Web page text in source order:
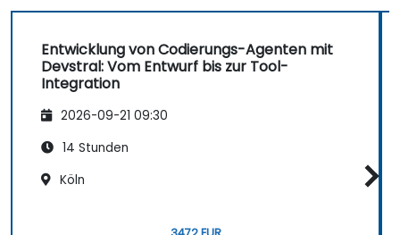
Entwicklung von Codierungs-Agenten mit
Devstral: Vom Entwurf bis zur Tool-
Integration
2026-09-21 09:30
14 Stunden
Köln